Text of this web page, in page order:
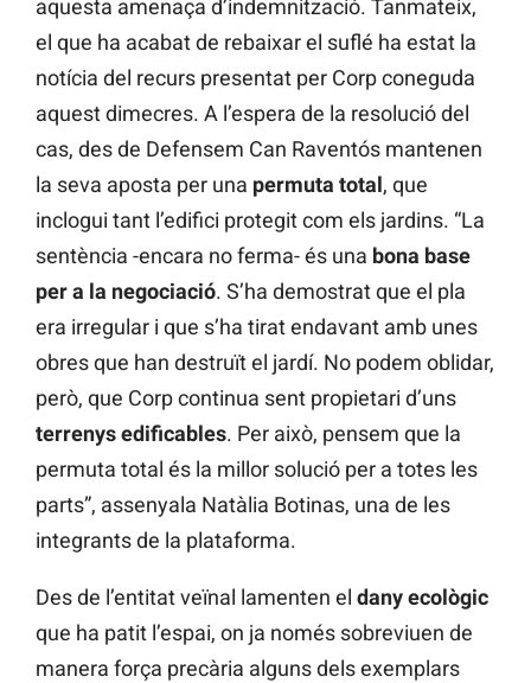
aquesta amenaça d’indemnització. Tanmateix,
el que ha acabat de rebaixar el suflé ha estat la
notícia del recurs presentat per Corp coneguda
aquest dimecres. A l’espera de la resolució del
cas, des de Defensem Can Raventós mantenen
la seva aposta per una permuta total, que
inclogui tant l’edifici protegit com els jardins. “La
sentència -encara no ferma- és una bona base
per a la negociació. S’ha demostrat que el pla
era irregular i que s’ha tirat endavant amb unes
obres que han destruït el jardí. No podem oblidar,
però, que Corp continua sent propietari d’uns
terrenysedificables. Per això, pensem que la
permuta total és la millor solució per a totes les
parts”, assenyala Natàlia Botinas, una de les
integrants de la plataforma.
Des de l’entitat veïnal lamenten el danyecològic
que ha patit l’espai, on ja només sobreviuen de
manera força precària alguns dels exemplars